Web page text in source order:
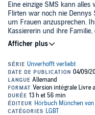
Eine einzige SMS kann alles
Flirten war noch nie
um Frauen anzusprechen.
Kassiererin und ihre
Tochter großzuziehen.Doch
von einer Fremden namens
kontaktfreudig — und
freunden die beiden sich an.
lieber damit, sich mit Denny
beim Online-Dating zu
persönlich begegnen,
Verbindung zwischen den